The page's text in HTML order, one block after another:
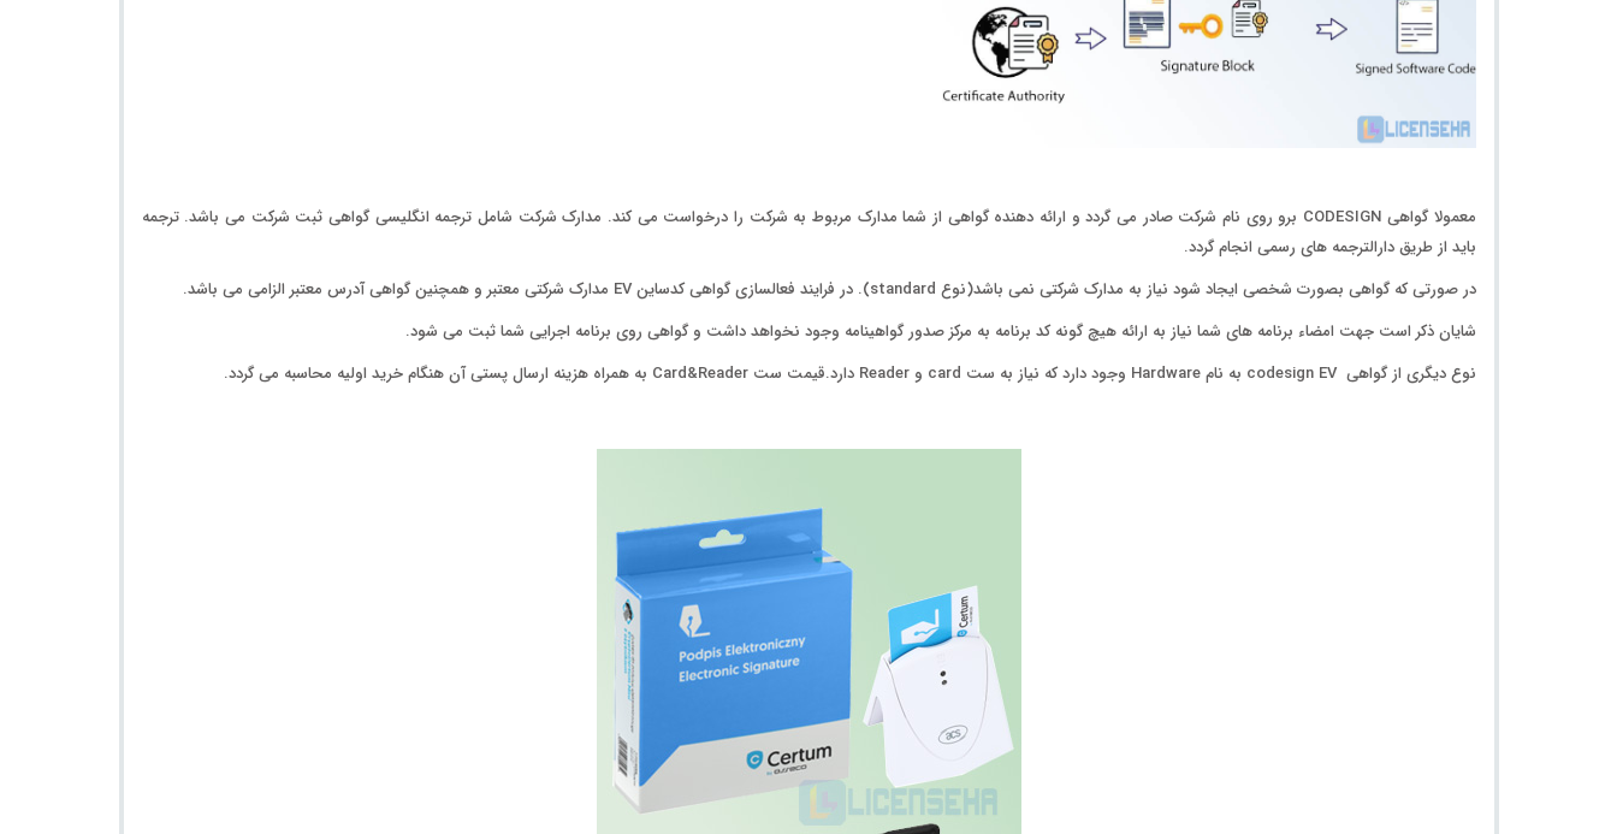
معمولا گواهی CODESIGN برو روی نام شرکت صادر می گردد و ارائه دهنده گواهی از شما مدارک مربوط به شرکت را درخواست می کند. مدارک شرکت شامل ترجمه انگلیسیگواهی ثبت شرکت می باشد. ترجمه
باید از طریقدارالترجمه های رسمی انجام گردد.
در صورتی که گواهی بصورت شخصی ایجاد شود نیاز به مدارک شرکتی نمی باشد(نوع standard). در فرایند فعالسازی گواهی کدساین EV مدارک شرکتی معتبر و همچنین گواهی آدرس معتبر الزامی می باشد.
شایان ذکر است جهت امضاء برنامه های شما نیاز به ارائه هیچ گونه کد برنامه به مرکز صدور گواهینامه وجود نخواهد داشت و گواهی روی برنامه اجرایی شما ثبت می شود.
نوع دیگری از گواهی codesign EV به نام Hardware وجود دارد که نیاز به ست card و Reader دارد.قیمت ست Card&Reader به همراه هزینه ارسال پستی آن هنگام خرید اولیه محاسبه می گردد.